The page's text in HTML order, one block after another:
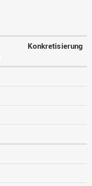
Konkretisierung